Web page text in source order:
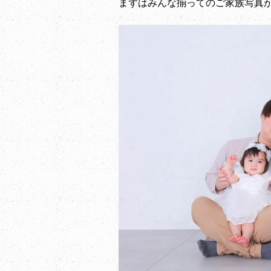
まずはみんな揃ってのご家族写真